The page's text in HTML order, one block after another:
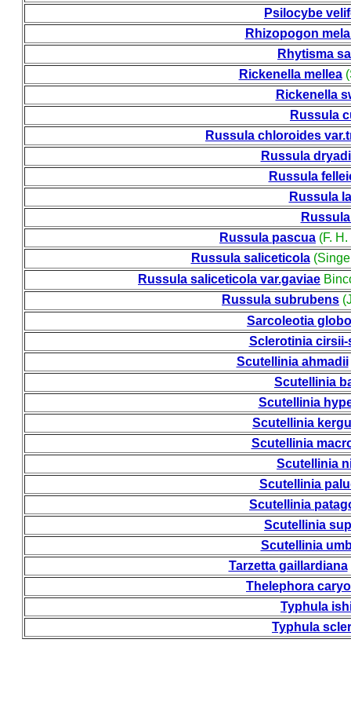
Psilocybe
Rhizopogon
Rhytisma
Rickenella mellea
Rickenella
Russula
Russula chloroides
Russula
Russula
Russula
Russula pascua (F. H.
Russula saliceticola
Russula saliceticola var.gaviae
Russula subrubens
Sarcoleotia
Sclerotinia
Scutellinia ahmadii
Scutellinia
Scutellinia
Scutellinia
Scutellinia
Scutellinia
Scutellinia
Scutellinia
Scutellinia
Scutellinia
Tarzetta gaillardiana
Thelephora
Typhula
Typhula